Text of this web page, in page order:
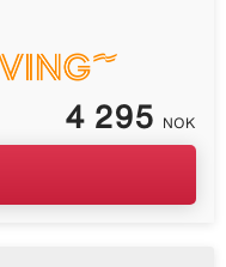
4 295 NOK